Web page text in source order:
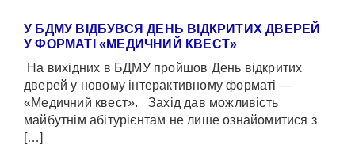
У БДМУ ВІДБУВСЯ ДЕНЬ ВІДКРИТИХ ДВЕРЕЙ
У ФОРМАТІ «МЕДИЧНИЙ КВЕСТ»
На вихідних в БДМУ пройшов День відкритих
дверей у новому інтерактивному форматі —
«Медичний квест». Захід дав можливість
майбутнім абітурієнтам не лише ознайомитися з
[…]